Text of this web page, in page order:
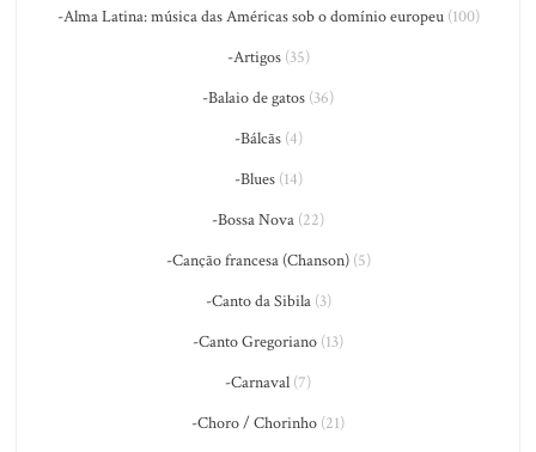
-Alma Latina: música das Américas sob o domínio europeu(100)
-Artigos(35)
-Balaio de gatos (36)
-Bálcãs(4)
-Blues(14)
-Bossa Nova (22)
-Canção francesa (Chanson)(5)
-Canto da Sibila(3)
-Canto Gregoriano (13)
-Carnaval (7)
-Choro / Chorinho (21)